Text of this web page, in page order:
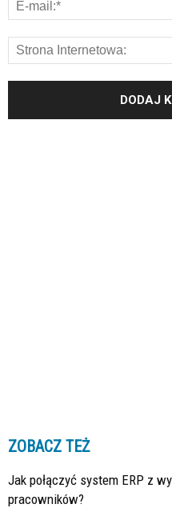
ZOBACZ TEŻ
Jak połączyć system ERP z
pracowników?